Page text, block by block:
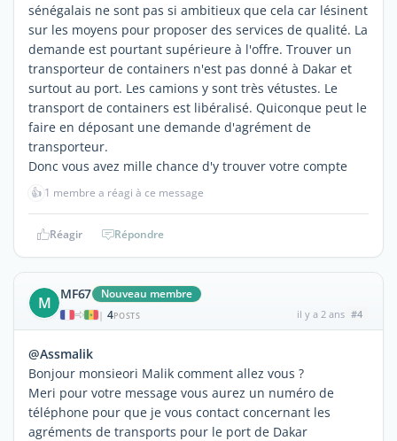
sénégalais ne sont pas si ambitieux que cela car lésinent
sur les moyens pour proposer des services de qualité. La
demande est pourtant supérieure à l'offre. Trouver un
transporteur de containers n'est pas donné à Dakar et
surtout au port. Les camions y sont très vétustes. Le
transport de containers est libéralisé. Quiconque peut le
faire en déposant une demande d'agrément de
transporteur.
Donc vous avez mille chance d'y trouver votre compte
👍 1 membre a réagi à ce message
Réagir Répondre
M MF67 Nouveau membre
| 4POSTS il y a 2 ans #4
@Assmalik
Bonjour monsieori Malik comment allez vous ?
Meri pour votre message vous aurez un numéro de
téléphone pour que je vous contact concernant les
agréments de transports pour le port de Dakar